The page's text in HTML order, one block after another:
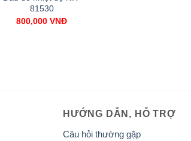
Add to
Wishlist
81530
800,000 VNĐ
HƯỚNG DẪN, HỖ TRỢ
Câu hỏi thường gặp